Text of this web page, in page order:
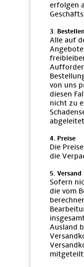
erfolgen
3. Bestellen
Alle auf
von uns
diesen
nicht zu
4. Preise
Die
die
5. Versand
Sofern
die vom
Ausland